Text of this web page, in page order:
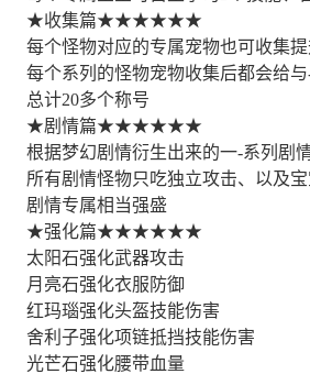
★收集篇★★★★★★
每个怪物对应的专属宠物也可收集
每个系列的怪物宠物收集后都会给
总计20多个称号
★剧情篇★★★★★★
根据梦幻剧情衍生出来的一-系列剧
所有剧情怪物只吃独立攻击、以及
剧情专属相当强盛
★强化篇★★★★★★
太阳石强化武器攻击
月亮石强化衣服防御
红玛瑙强化头盔技能伤害
舍利子强化项链抵挡技能伤害
光芒石强化腰带血量